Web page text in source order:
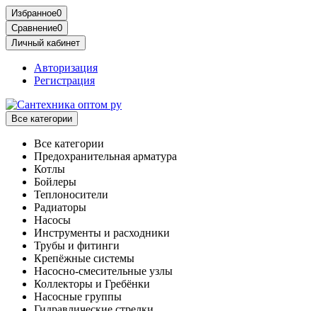
Избранное0
Сравнение0
Личный кабинет
Авторизация
Регистрация
Все категории
Все категории
Предохранительная арматура
Котлы
Бойлеры
Теплоносители
Радиаторы
Насосы
Инструменты и расходники
Трубы и фитинги
Крепёжные системы
Насосно-смесительные узлы
Коллекторы и Гребёнки
Насосные группы